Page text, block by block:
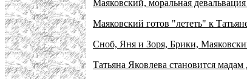
Маяковский, моральная
Маяковский готов "лететь" к
Сноб, Яня и Зоря, Брики,
Татьяна Яковлева становится